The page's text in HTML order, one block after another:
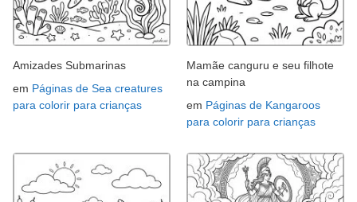
Amizades Submarinas
em Páginas de Sea creatures
para colorir para crianças
Mamãe canguru e seu filhote
na campina
em Páginas de Kangaroos
para colorir para crianças